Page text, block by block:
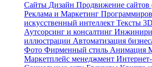
Сайты Дизайн Продвижение сайтов
Реклама и Маркетинг
искусственный интеллект Тексты
Аутсорсинг и консалтинг
иллюстрации Автоматизация
Фото Фирменный стиль Анимация
Маркетплейс менеджмент